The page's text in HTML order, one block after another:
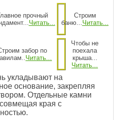
прочный
Читать...
Строим
баню... Читать...
забор по
Читать...
Чтобы не
поехала
крыша...
Читать...
укладывают на
основание, закрепляя
Отдельные камни
края с